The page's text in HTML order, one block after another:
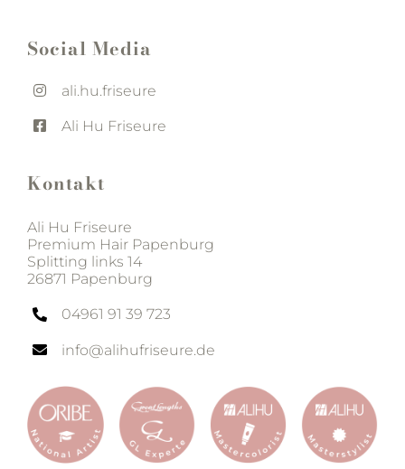
Social Media
ali.hu.friseure
Ali Hu Friseure
Kontakt
Ali Hu Friseure
Premium Hair Papenburg
Splitting links 14
26871 Papenburg
04961 91 39 723
info@alihufriseure.de